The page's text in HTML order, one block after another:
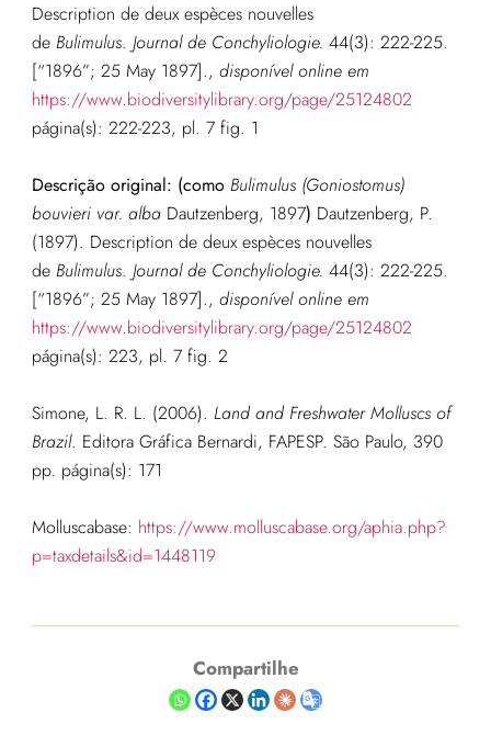
Description de deux espèces nouvelles
de Bulimulus. Journal de Conchyliologie. 44(3): 222-225.
[“1896”; 25 May 1897]., disponível online em
https://www.biodiversitylibrary.org/page/25124802
página(s): 222-223, pl. 7 fig. 1
Descrição original: (como Bulimulus (Goniostomus)
bouvieri var. albaDautzenberg, 1897) Dautzenberg, P.
(1897). Description de deux espèces nouvelles
de Bulimulus. Journal de Conchyliologie. 44(3): 222-225.
[“1896”; 25 May 1897]., disponível online em
https://www.biodiversitylibrary.org/page/25124802
página(s): 223, pl. 7 fig. 2
Simone, L. R. L. (2006). Land and Freshwater Molluscs of
Brazil. Editora Gráfica Bernardi, FAPESP. São Paulo, 390
pp. página(s): 171
Molluscabase: https://www.molluscabase.org/aphia.php?
p=taxdetails&id=1448119
Compartilhe